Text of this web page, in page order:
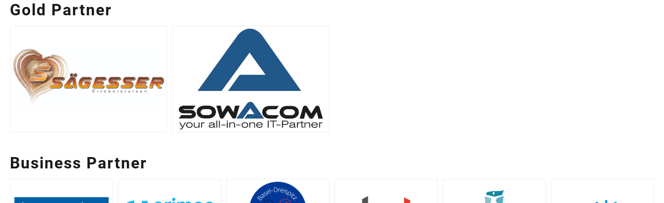
Gold Partner
Business Partner